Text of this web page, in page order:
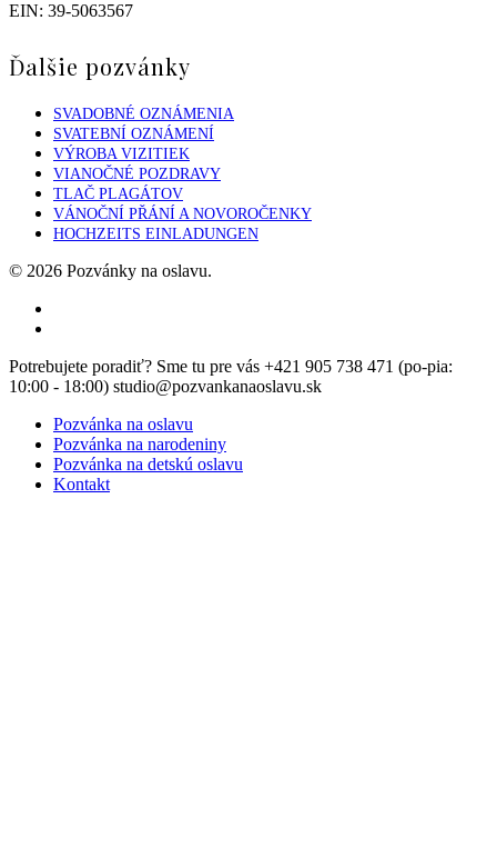
EIN: 39-5063567
Ďalšie pozvánky
SVADOBNÉ OZNÁMENIA
SVATEBNÍ OZNÁMENÍ
VÝROBA VIZITIEK
VIANOČNÉ POZDRAVY
TLAČ PLAGÁTOV
VÁNOČNÍ PŘÁNÍ A NOVOROČENKY
HOCHZEITS EINLADUNGEN
© 2026 Pozvánky na oslavu.
Close
Menu
Potrebujete poradiť? Sme tu pre vás +421 905 738 471 (po-pia:
10:00 - 18:00) studio@pozvankanaoslavu.sk
Pozvánka na oslavu
Pozvánka na narodeniny
Pozvánka na detskú oslavu
Kontakt